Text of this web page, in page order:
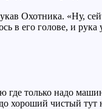
Охотника. «Ну,
в его голове, и
где только надо
чистый тут